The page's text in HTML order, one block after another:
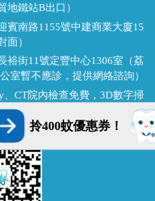
地鐵站B出口）
賓南路1155號中建商業大廈15
面）
裕街11號定豐中心1306室（荔
室暫不應診，提供網絡諮詢）
CT院內檢查免費，3D數字掃
速遞代收存放服務。
拎400蚊優惠券！